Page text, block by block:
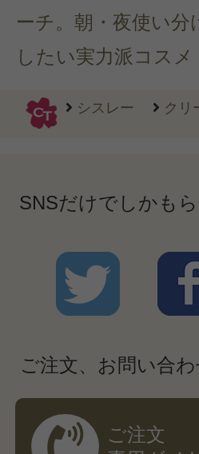
ーチ。朝・夜使い分
したい実力派コスメ
シスレー クリ
SNSだけでしかも
ご注文、お問い合
ご注文